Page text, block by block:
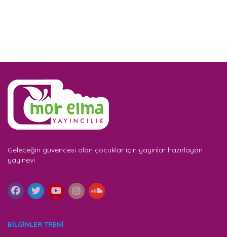
Geleceğin güvencesi olan çocuklar için yayınlar hazırlayan
yayınevi
BİLGİNLER TRENİ